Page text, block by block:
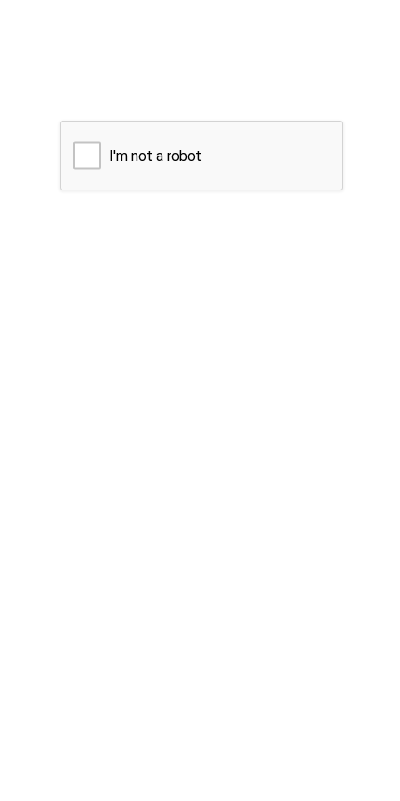
I'm not a robot